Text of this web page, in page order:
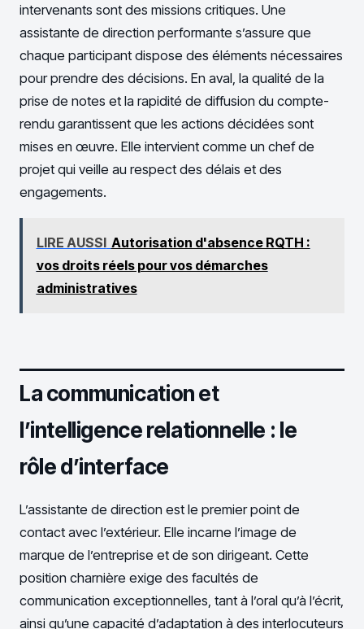
intervenants sont des missions critiques. Une
assistante de direction performante s’assure que
chaque participant dispose des éléments nécessaires
pour prendre des décisions. En aval, la qualité de la
prise de notes et la rapidité de diffusion du compte-
rendu garantissent que les actions décidées sont
mises en œuvre. Elle intervient comme un chef de
projet qui veille au respect des délais et des
engagements.
LIRE AUSSI Autorisation d'absence RQTH :
vos droits réels pour vos démarches
administratives
La communication et
l’intelligence relationnelle : le
rôle d’interface
L’assistante de direction est le premier point de
contact avec l’extérieur. Elle incarne l’image de
marque de l’entreprise et de son dirigeant. Cette
position charnière exige des facultés de
communication exceptionnelles, tant à l’oral qu’à l’écrit,
ainsi qu’une capacité d’adaptation à des interlocuteurs